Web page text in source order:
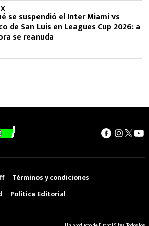
se suspendió el Inter Miami vs
de San Luis en Leagues Cup 2026: a
se reanuda
Términos y condiciones
Política Editorial